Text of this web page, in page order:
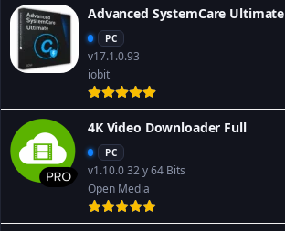
Advanced SystemCare Ultimate
PC
v17.1.0.93
iobit
4K Video Downloader Full
PC
v1.10.0 32 y 64 Bits
Open Media